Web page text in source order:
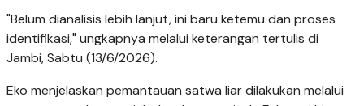
"Belum dianalisis lebih lanjut, ini baru ketemu dan proses
identifikasi," ungkapnya melalui keterangan tertulis di
Jambi, Sabtu (13/6/2026).
Eko menjelaskan pemantauan satwa liar dilakukan melalui